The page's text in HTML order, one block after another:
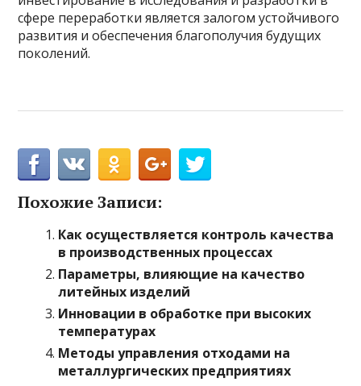
сфере переработки является залогом устойчивого
развития и обеспечения благополучия будущих
поколений.
Похожие Записи:
Как осуществляется контроль качества
в производственных процессах
Параметры, влияющие на качество
литейных изделий
Инновации в обработке при высоких
температурах
Методы управления отходами на
металлургических предприятиях